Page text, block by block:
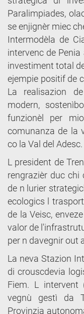
Paralimpiades,
se enjignèr miec
Intermodèla de
intervenc de
investiment total
ejempie positif de
La realisazion
modern,
funzionèl per
comunanza de la
co la Val del Adesc.
L president de
rengrazièr duc
de n lurier
ecologics l
de la Veisc,
valor de
per n davegnir out
La neva Stazion
di crouscdevia
Fiem. L
vegnù gestì da
Provinzia